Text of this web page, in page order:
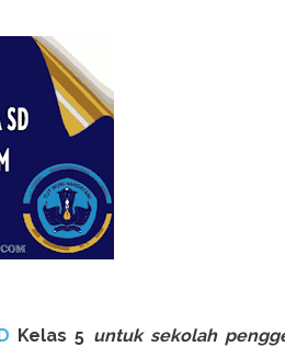
Kelas 5 untuk sekolah